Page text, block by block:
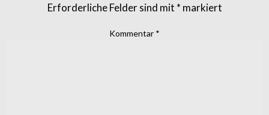
Erforderliche Felder sind mit * markiert
Kommentar *